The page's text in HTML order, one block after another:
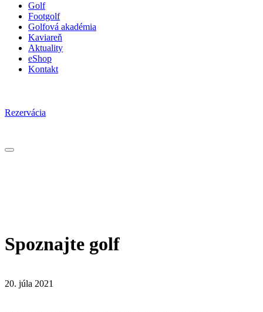
Golf
Footgolf
Golfová akadémia
Kaviareň
Aktuality
eShop
Kontakt
Rezervácia
Spoznajte golf
20. júla 2021